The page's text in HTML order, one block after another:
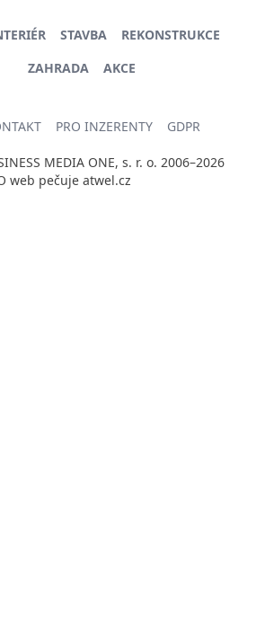
STAVBA
REKONSTRUKCE
ZAHRADA
AKCE
PRO INZERENTY GDPR
MEDIA ONE, s. r. o. 2006–2026